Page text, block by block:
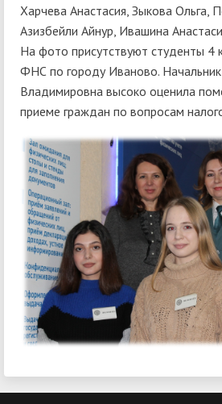
Харчева Анастасия, Зыкова Ольга,
Азизбейли Айнур, Ивашина
На фото присутствуют студенты 4
ФНС по городу Иваново.
Владимировна высоко оценила
приеме граждан по вопросам